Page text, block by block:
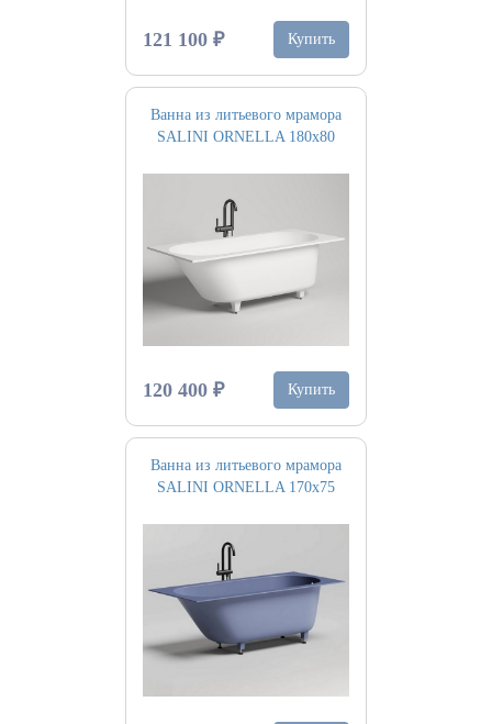
121 100 ₽ Купить
Ванна из литьевого мрамора
SALINI ORNELLA 180x80
120 400 ₽ Купить
Ванна из литьевого мрамора
SALINI ORNELLA 170х75